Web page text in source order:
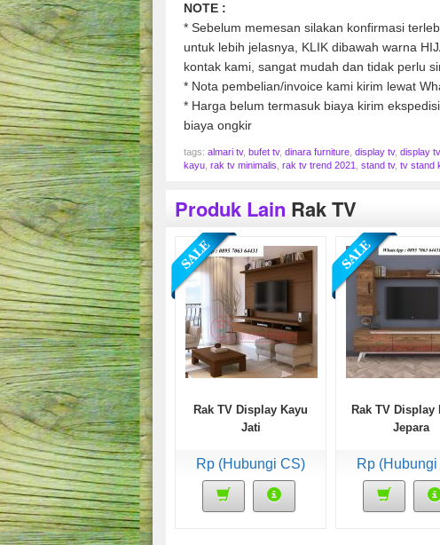
NOTE :
* Sebelum memesan silakan konfirmasi
untuk lebih jelasnya, KLIK dibawah warna
kontak kami, sangat mudah dan tidak perlu
* Nota pembelian/invoice kami kirim lewat
* Harga belum termasuk biaya kirim
biaya ongkir
tags: almari tv, bufet tv, dinara furniture, display tv, display
kayu, rak tv minimalis, rak tv trend 2021, stand tv, tv stand
Produk Lain Rak TV
Rak TV Display Kayu
Jati
Rp (Hubungi CS)
Rak TV Display
Jepara
Rp